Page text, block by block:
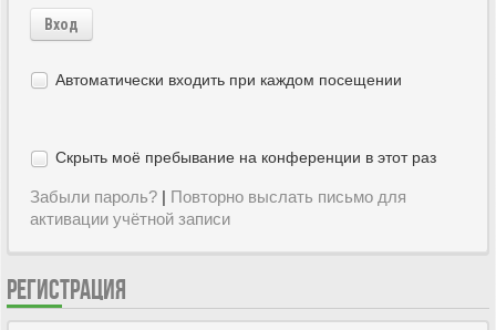
Вход
Автоматически входить при каждом посещении
Скрыть моё пребывание на конференции в этот раз
Забыли пароль? | Повторно выслать письмо для
активации учётной записи
РЕГИСТРАЦИЯ